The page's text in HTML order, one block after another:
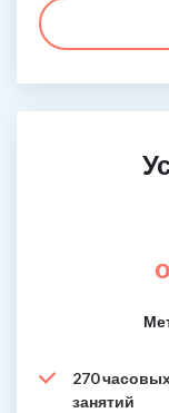
270
занятий